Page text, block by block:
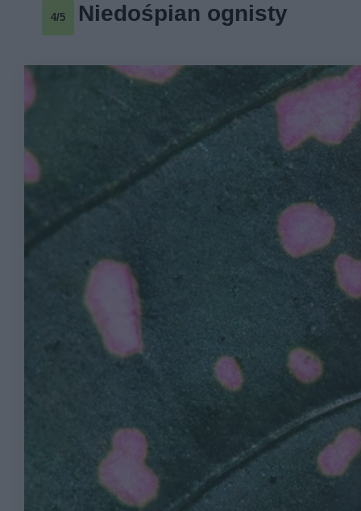
4/5 Niedośpian ognisty